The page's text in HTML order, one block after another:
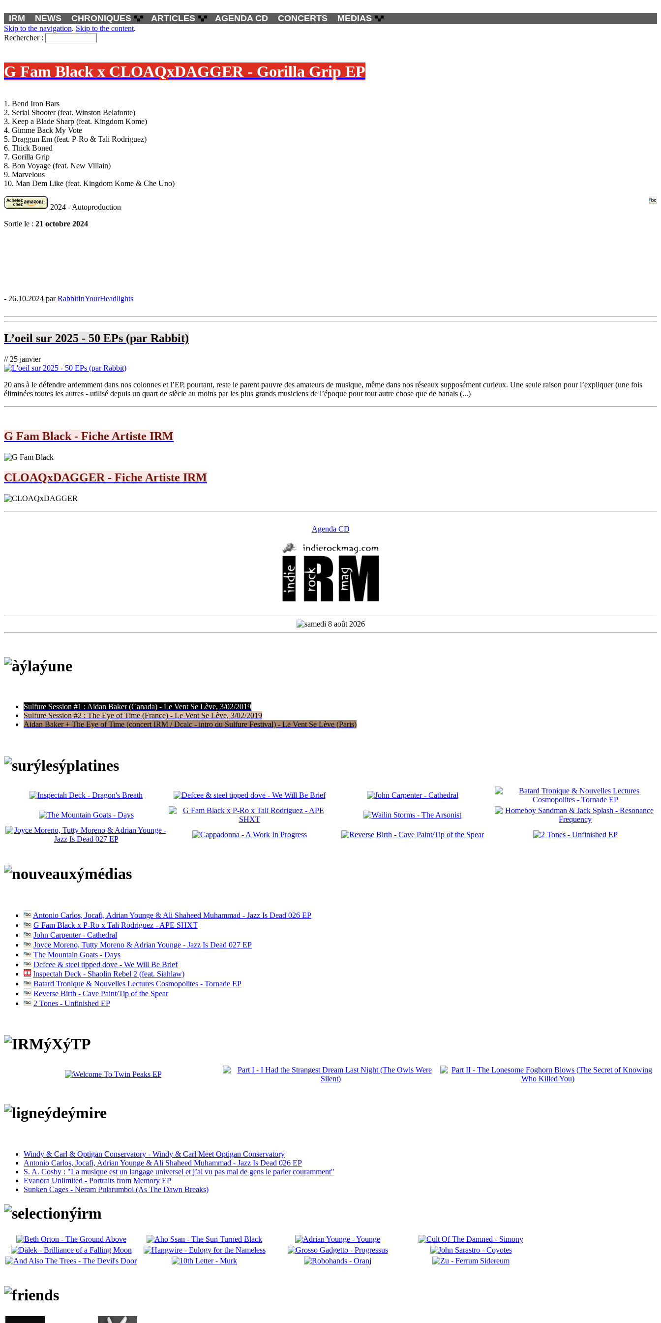
IRM NEWS CHRONIQUES ARTICLES AGENDA CD CONCERTS MEDIAS
Skip to the navigation. Skip to the content.
Rechercher :
G Fam Black x CLOAQxDAGGER - Gorilla Grip EP
1. Bend Iron Bars
2. Serial Shooter (feat. Winston Belafonte)
3. Keep a Blade Sharp (feat. Kingdom Kome)
4. Gimme Back My Vote
5. Draggun Em (feat. P-Ro & Tali Rodriguez)
6. Thick Boned
7. Gorilla Grip
8. Bon Voyage (feat. New Villain)
9. Marvelous
10. Man Dem Like (feat. Kingdom Kome & Che Uno)
2024 - Autoproduction
Sortie le : 21 octobre 2024
- 26.10.2024 parRabbitInYourHeadlights
L’oeil sur 2025 - 50 EPs (par Rabbit)
// 25 janvier
20 ans à le défendre ardemment dans nos colonnes et l’EP, pourtant, reste le parent pauvre des amateurs de musique, même dans nos réseaux supposément curieux. Une seule raison pour l’expliquer (une fois
éliminées toutes les autres - utilisé depuis un quart de siècle au moins par les plus grands musiciens de l’époque pour tout autre chose que de banals (...)
G Fam Black - Fiche Artiste IRM
CLOAQxDAGGER - Fiche Artiste IRM
Agenda CD
Sulfure Session #1 : Aidan Baker (Canada) - Le Vent Se Lève, 3/02/2019
Sulfure Session #2 : The Eye of Time (France) - Le Vent Se Lève, 3/02/2019
Aidan Baker + The Eye of Time (concert IRM / Dcalc - intro du Sulfure Festival) - Le Vent Se Lève (Paris)
Antonio Carlos, Jocafi, Adrian Younge & Ali Shaheed Muhammad - Jazz Is Dead 026 EP
G Fam Black x P-Ro x Tali Rodriguez - APE SHXT
John Carpenter - Cathedral
Joyce Moreno, Tutty Moreno & Adrian Younge - Jazz Is Dead 027 EP
The Mountain Goats - Days
Defcee & steel tipped dove - We Will Be Brief
Inspectah Deck - Shaolin Rebel 2 (feat. Siahlaw)
Batard Tronique & Nouvelles Lectures Cosmopolites - Tornade EP
Reverse Birth - Cave Paint/Tip of the Spear
2 Tones - Unfinished EP
Windy & Carl & Optigan Conservatory - Windy & Carl Meet Optigan Conservatory
Antonio Carlos, Jocafi, Adrian Younge & Ali Shaheed Muhammad - Jazz Is Dead 026 EP
S. A. Cosby : "La musique est un langage universel et j’ai vu pas mal de gens le parler couramment"
Evanora Unlimited - Portraits from Memory EP
Sunken Cages - Neram Pularumbol (As The Dawn Breaks)